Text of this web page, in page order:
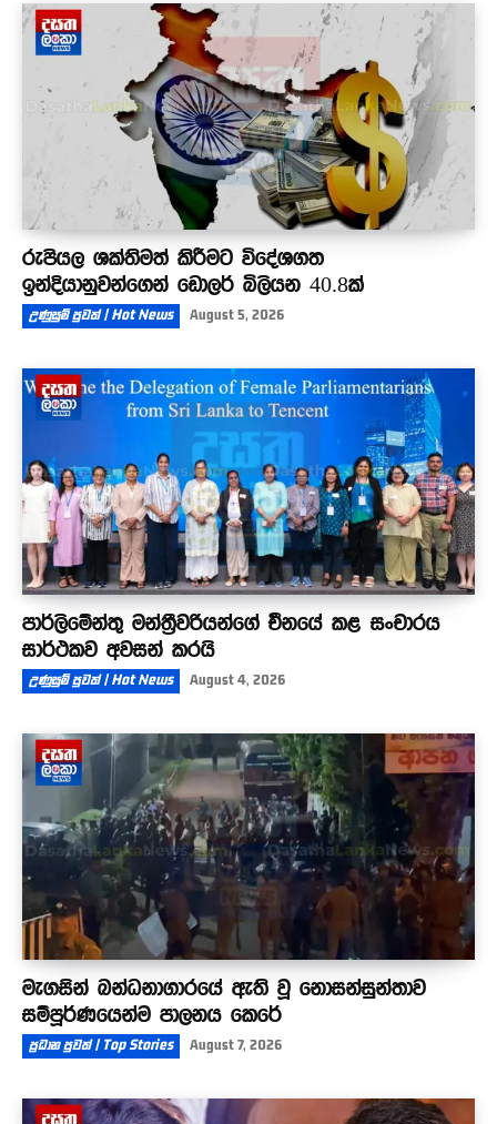
රුපියල ශක්තිමත් කිරීමට විදේශගත
ඉන්දියානුවන්ගෙන් ඩොලර් බිලියන 40.8ක්
උණුසුම් පුවත් | Hot News August 5, 2026
පාර්ලිමේන්තු මන්ත්‍රීවරියන්ගේ චීනයේ කළ සංචාරය
සාර්ථකව අවසන් කරයි
උණුසුම් පුවත් | Hot News August 4, 2026
මැගසින් බන්ධනාගාරයේ ඇති වූ නොසන්සුන්තාව
සම්පූර්ණයෙන්ම පාලනය කෙරේ
ප්‍රධාන පුවත් | Top Stories August 7, 2026